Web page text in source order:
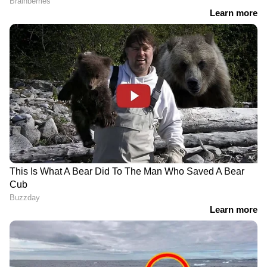
ജയറാമിനെ പരിഹസിച്ച് ബി​
മനംനിറഞ്ഞ് അമേയ
രണ്ടര മാസം ഗർഭിണി,
റസൂൽ
പൂക്കുട്ടിക്കൊപ്പമുള്ള
ചിത്രം പങ്കുവച്ച് സജ്‌ന;
വിവാഹം
കഴിഞ്ഞോയെന്ന്
കമന്റുകൾ
രണ്ട് കൈയും
ഒടിയണമെങ്കില്‍ എന്ത്
കുസൃതിയായിരിക്കുമെന്നാണ്
അന്ന് ചിന്തിച്ചത്, ഇങ്ങനെ
സ്വപ്നത്തിൽ പോലും